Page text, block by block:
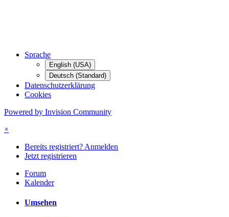
Sprache
English (USA)
Deutsch (Standard)
Datenschutzerklärung
Cookies
Powered by Invision Community
×
Bereits registriert? Anmelden
Jetzt registrieren
Forum
Kalender
Umsehen